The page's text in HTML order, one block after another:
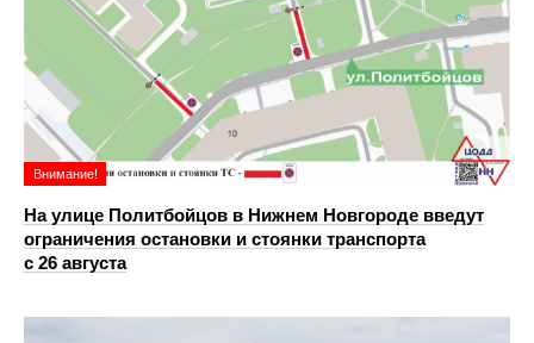
Внимание!
На улице Политбойцов в Нижнем Новгороде введут
ограничения остановки и стоянки транспорта
с 26 августа